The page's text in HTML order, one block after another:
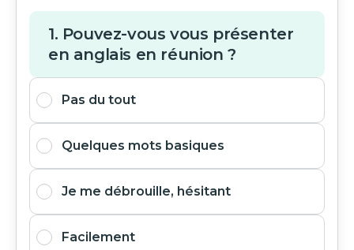
1. Pouvez-vous vous présenter
en anglais en réunion ?
Pas du tout
Quelques mots basiques
Je me débrouille, hésitant
Facilement